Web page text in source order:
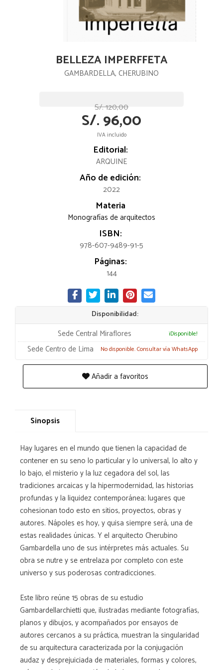
BELLEZA IMPERFFETA
GAMBARDELLA, CHERUBINO
S/. 120,00
S/. 96,00
IVA incluido
Editorial:
ARQUINE
Año de edición:
2022
Materia
Monografías de arquitectos
ISBN:
978-607-9489-91-5
Páginas:
144
Disponibilidad:
Sede Central Miraflores ¡Disponible!
Sede Centro de Lima No disponible. Consultar vía WhatsApp
Añadir a favoritos
Sinopsis
Hay lugares en el mundo que tienen la capacidad de
contener en su seno lo particular y lo universal, lo alto y
lo bajo, el misterio y la luz cegadora del sol, las
tradiciones arcaicas y la hipermodernidad, las historias
profundas y la liquidez contemporánea; lugares que
cohesionan todo esto en sitios, proyectos, obras y
autores. Nápoles es hoy, y quisa siempre será, una de
estas realidades únicas. Y el arquitecto Cherubino
Gambardella uno de sus intérpretes más actuales. Su
obra se nutre y se entrelaza por completo con este
universo y sus poderosas contradicciones.
Este libro reúne 15 obras de su estudio
Gambardellarchietti que, ilustradas mediante fotografías,
planos y dibujos, y acompañados por ensayos de
autores cercanos a su práctica, muestran la singularidad
de su arquitectura caracterizada por la conjugación
audaz y desprejuiciada de materiales, formas y colores,